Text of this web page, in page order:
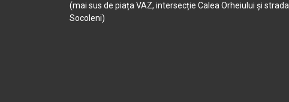
(mai sus de piața VAZ, intersecție Calea Orheiului și strada
Socoleni)